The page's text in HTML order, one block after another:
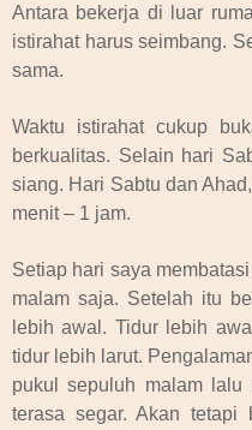
Antara bekerja di luar
istirahat harus seimbang.
sama.
Waktu istirahat cukup
berkualitas. Selain hari
siang. Hari Sabtu dan
menit – 1 jam.
Setiap hari saya
malam saja. Setelah itu
lebih awal. Tidur lebih
tidur lebih larut.
pukul sepuluh malam
terasa segar. Akan